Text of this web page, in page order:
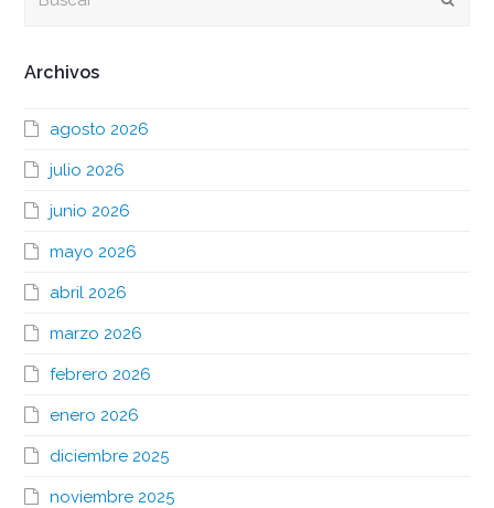
Archivos
agosto 2026
julio 2026
junio 2026
mayo 2026
abril 2026
marzo 2026
febrero 2026
enero 2026
diciembre 2025
noviembre 2025